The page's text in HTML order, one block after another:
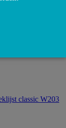
classic W203